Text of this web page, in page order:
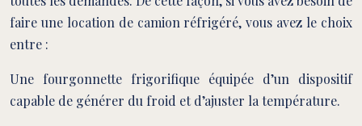
faire une location de camion réfrigéré, vous avez le choix
entre :
Une fourgonnette frigorifique équipée d’un dispositif
capable de générer du froid et d’ajuster la température.